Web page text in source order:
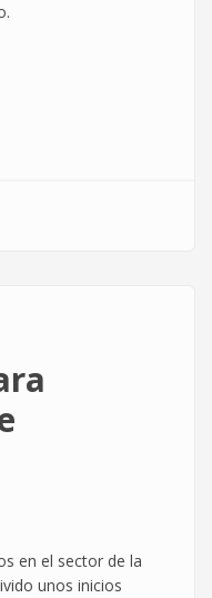
en el sector de la
unos inicios